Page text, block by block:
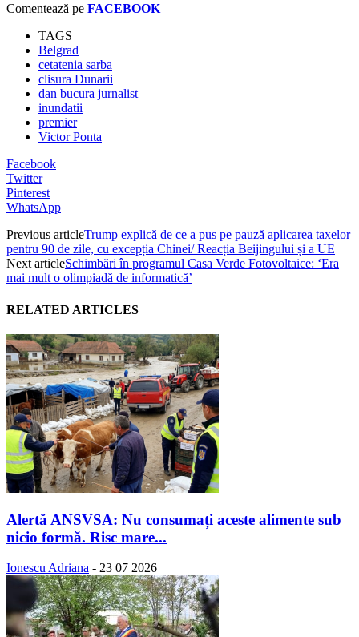
Comentează pe FACEBOOK
TAGS
Belgrad
cetatenia sarba
clisura Dunarii
dan bucura jurnalist
inundatii
premier
Victor Ponta
Facebook
Twitter
Pinterest
WhatsApp
Previous articleTrump explică de ce a pus pe pauză aplicarea taxelor
pentru 90 de zile, cu excepția Chinei/ Reacția Beijingului și a UE
Next articleSchimbări în programul Casa Verde Fotovoltaice: ‘Era
mai mult o olimpiadă de informatică’
RELATED ARTICLES
Alertă ANSVSA: Nu consumați aceste alimente sub
nicio formă. Risc mare...
Ionescu Adriana - 23 07 2026